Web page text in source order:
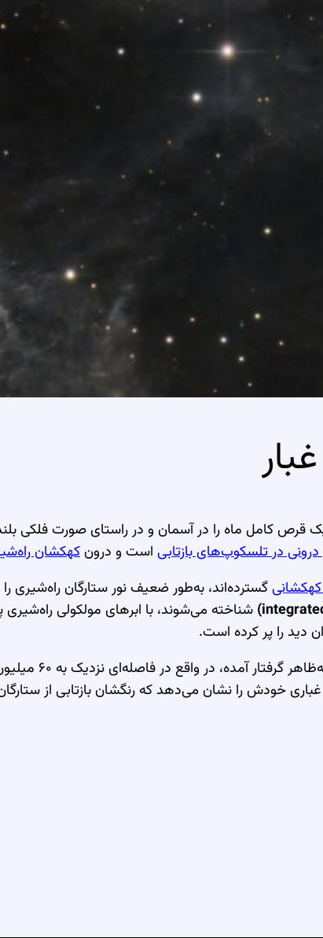
قرص کامل ماه را در آسمان و در راستای صورت فلکی
درونی در تلسکوپ‌های بازتابی است و درون کهکشان
گسترده‌اند، به‌طور ضعیف نور ستارگان راه‌شیری را
شناخته می‌شوند، با ابرهای مولکولی راه‌شیری
دید را پر کرده است.
در واقع در فاصله‌ای نزدیک به ۶۰ میلیون سال نوری جای دارد. این کهکشان که تقریباً
خودش را نشان می‌دهد که رنگشان بازتابی از